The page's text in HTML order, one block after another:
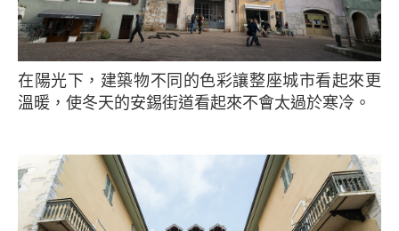
在陽光下，建築物不同的色彩讓整座城市看起來更
溫暖，使冬天的安錫街道看起來不會太過於寒冷。